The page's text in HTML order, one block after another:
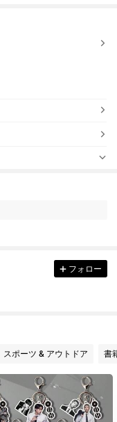
フォロー
スポーツ & アウトドア 書